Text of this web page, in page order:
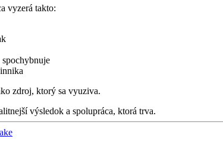
vyzerá takto:
zdroj, ktorý sa vyuziva.
výsledok a spolupráca, ktorá trva.